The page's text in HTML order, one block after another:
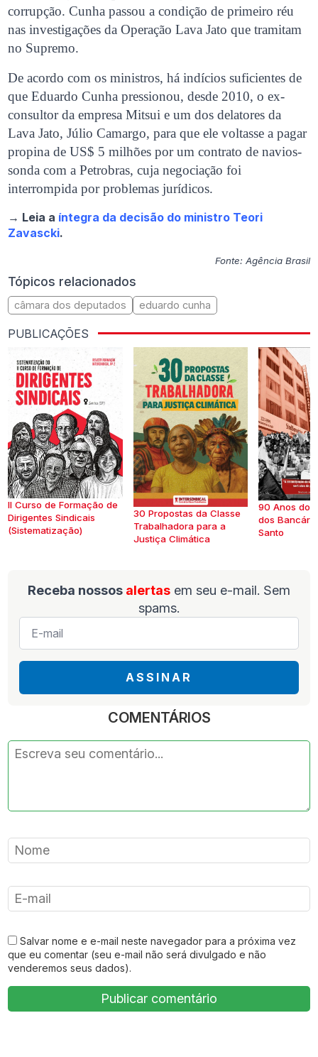
corrupção. Cunha passou a condição de primeiro réu
nas investigações da Operação Lava Jato que tramitam
no Supremo.
De acordo com os ministros, há indícios suficientes de
que Eduardo Cunha pressionou, desde 2010, o ex-
consultor da empresa Mitsui e um dos delatores da
Lava Jato, Júlio Camargo, para que ele voltasse a pagar
propina de US$ 5 milhões por um contrato de navios-
sonda com a Petrobras, cuja negociação foi
interrompida por problemas jurídicos.
→ Leia a íntegra da decisão do ministro Teori
Zavascki.
Fonte: Agência Brasil
Tópicos relacionados
câmara dos deputados eduardo cunha
PUBLICAÇÕES
II Curso de Formação de
Dirigentes Sindicais
(Sistematização)
30 Propostas da Classe
Trabalhadora para a
Justiça Climática
90 Anos do
dos
Santo
Receba nossos alertas em seu e-mail. Sem
spams.
E-
mail
ASSINAR
COMENTÁRIOS
Salvar nome e e-mail neste navegador para a próxima vez
que eu comentar (seu e-mail não será divulgado e não
venderemos seus dados).